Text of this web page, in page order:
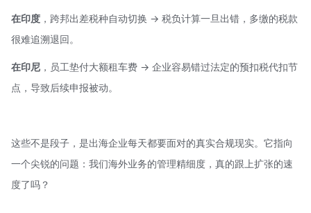
在印度 ，跨邦出差税种自动切换 → 税负计算一旦出错，多缴的税款
很难追溯退回。
在印尼 ，员工垫付大额租车费 → 企业容易错过法定的预扣税代扣节
点，导致后续申报被动。
这些不是段子，是出海企业每天都要面对的真实合规现实。它指向
一个尖锐的问题：我们海外业务的管理精细度，真的跟上扩张的速
度了吗？